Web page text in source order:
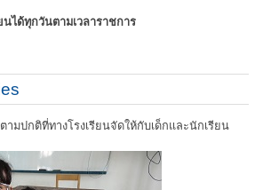
นได้ทุกวันตามเวลาราชการ
ามปกติที่ทางโรงเรียนจัดให้กับเด็กและนักเรียน